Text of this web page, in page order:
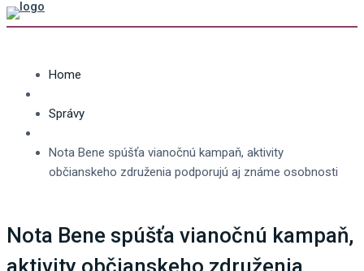
Home
Správy
Nota Bene spúšťa vianočnú kampaň, aktivity
občianskeho združenia podporujú aj známe osobnosti
Nota Bene spúšťa vianočnú kampaň,